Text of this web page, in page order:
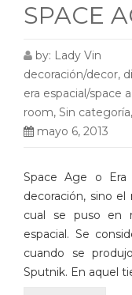
SPACE
by: Lady Vin
decoración/decor,
era espacial/space
room, Sin categoría,
mayo 6, 2013
Space Age o
decoración, sino
cual se puso en
espacial. Se
cuando se
Sputnik. En aquel